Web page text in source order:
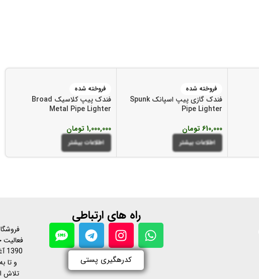
فروخته شده
فندک گازی پیپ اسپانک Spunk
Pipe Lighter
610,000 تومان
اطلاعات بیشتر
فروخته شده
فندک پیپ کلاسیک Broad
Metal Pipe Lighter
1,000,000 تومان
اطلاعات بیشتر
راه های ارتباطی
کدرهگیری پستی
فعالیت
و تا
تلاش